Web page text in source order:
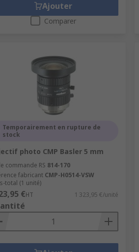
Ajouter
Comparer
Temporairement en rupture de
stock
photo CMP Basler 5 mm
commande RS 814-170
fabricant CMP-H0514-VSW
total (1 unité)
€HT 1 323,95 €/unité